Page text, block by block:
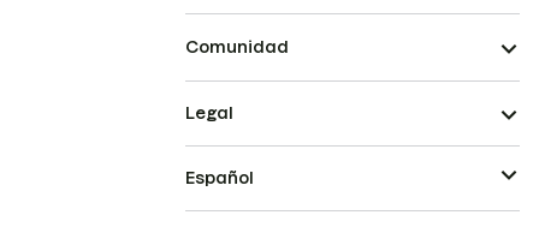
Comunidad
Legal
Español